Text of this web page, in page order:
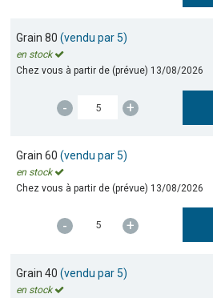
Grain 80(vendu par 5)
en stock
Chez vous à partir de (prévue) 13/08/2026
- +
Grain 60(vendu par 5)
en stock
Chez vous à partir de (prévue) 13/08/2026
- +
Grain 40(vendu par 5)
en stock